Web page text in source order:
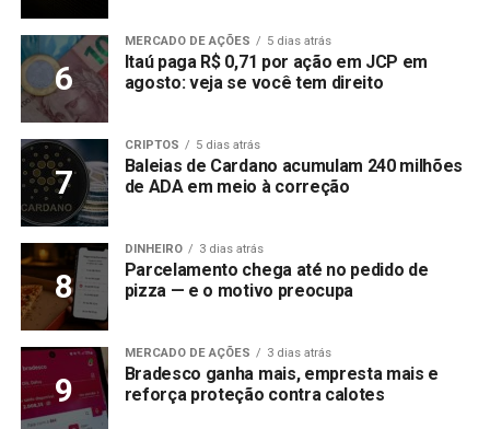
MERCADO DE AÇÕES 5 dias atrás
Itaú paga R$ 0,71 por ação em JCP em
agosto: veja se você tem direito
CRIPTOS 5 dias atrás
Baleias de Cardano acumulam 240 milhões
de ADA em meio à correção
DINHEIRO 3 dias atrás
Parcelamento chega até no pedido de
pizza — e o motivo preocupa
MERCADO DE AÇÕES 3 dias atrás
Bradesco ganha mais, empresta mais e
reforça proteção contra calotes